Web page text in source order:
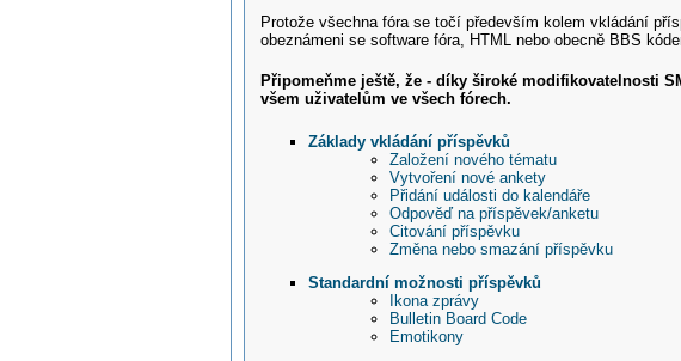
Protože všechna fóra se točí především kolem vkládání
obeznámeni se software fóra, HTML nebo obecně BBS
Připomeňme ještě, že - díky široké modifikovatelnosti
všem uživatelům ve všech fórech.
Základy vkládání příspěvků
Založení nového tématu
Vytvoření nové ankety
Přidání události do kalendáře
Odpověď na příspěvek/anketu
Citování příspěvku
Změna nebo smazání příspěvku
Standardní možnosti příspěvků
Ikona zprávy
Bulletin Board Code
Emotikony